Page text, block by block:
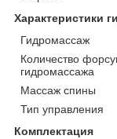
Характеристики
Гидромассаж
Количество
гидромассажа
Массаж спины
Тип управления
Комплектация